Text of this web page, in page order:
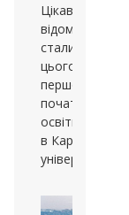
Цікаві,
відомих
стали для
цьогорічних
початком
освітнього
в
університеті